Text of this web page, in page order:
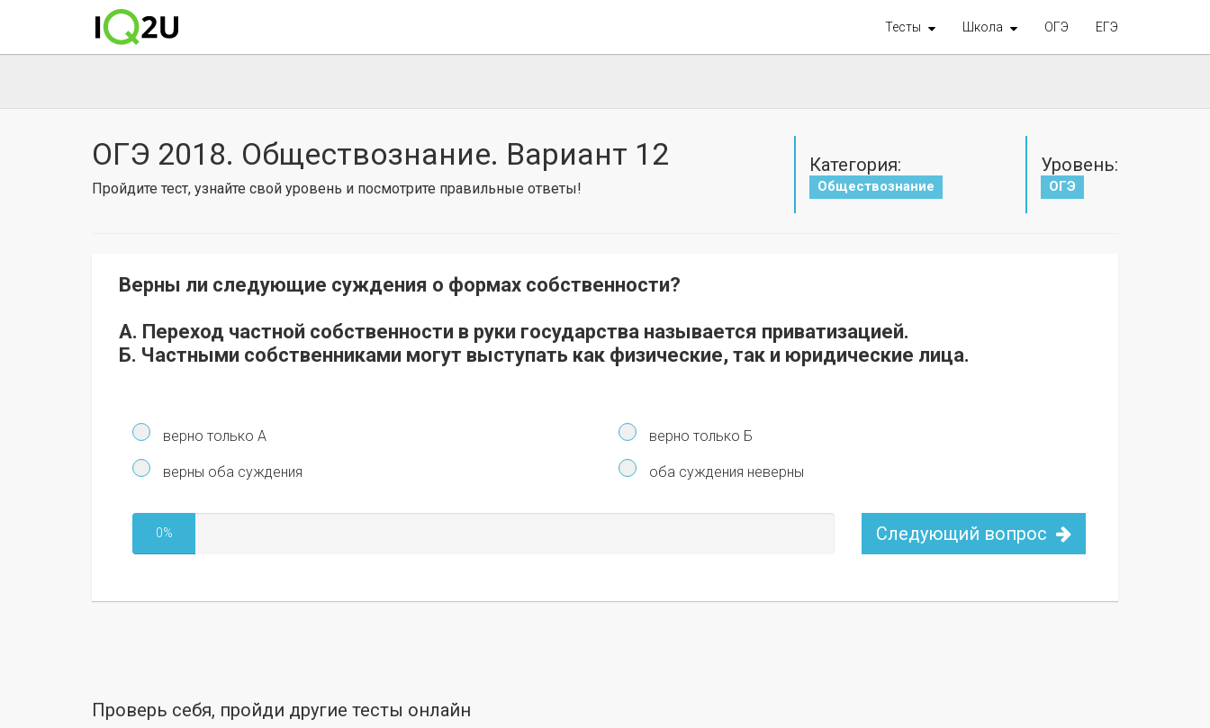
Тесты Школа ОГЭ ЕГЭ
ОГЭ 2018. Обществознание. Вариант 12
Пройдите тест, узнайте свой уровень и посмотрите правильные ответы!
Категория:
Обществознание
Уровень:
ОГЭ
Верны ли следующие суждения о формах собственности?
А. Переход частной собственности в руки государства называется приватизацией.
Б. Частными собственниками могут выступать как физические, так и юридические лица.
верно только А верно только Б
верны оба суждения оба суждения неверны
0% Следующий вопрос
Проверь себя, пройди другие тесты онлайн